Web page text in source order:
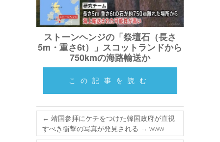
ストーンヘンジの「祭壇石（長さ
5m・重さ6t）」スコットランドから
750kmの海路輸送か
この記事を読む
← 靖国参拝にケチをつけた韓国政府が直視
すべき衝撃の写真が発見される → www